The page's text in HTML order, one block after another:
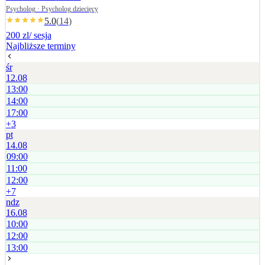
ustalana jest indywidualnie.
Psycholog · Psycholog dziecięcy
5.0(14)
200 zl/ sesja
Najbliższe terminy
śr
12.08
13:00
14:00
17:00
+3
pt
14.08
09:00
11:00
12:00
+7
ndz
16.08
10:00
12:00
13:00